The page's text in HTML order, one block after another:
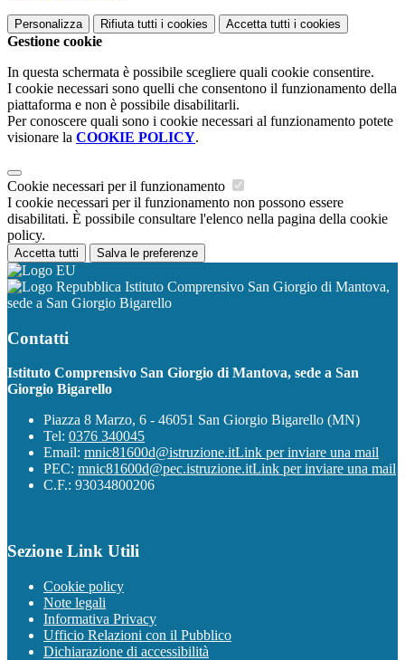
Personalizza Rifiuta tutti i cookies Accetta tutti i cookies
Gestione cookie
In questa schermata è possibile scegliere quali cookie consentire.
I cookie necessari sono quelli che consentono il funzionamento della
piattaforma e non è possibile disabilitarli.
Per conoscere quali sono i cookie necessari al funzionamento potete
visionare la COOKIE POLICY.
Cookie necessari per il funzionamento
I cookie necessari per il funzionamento non possono essere
disabilitati. È possibile consultare l'elenco nella pagina della cookie
policy.
Accetta tutti Salva le preferenze
Istituto Comprensivo San Giorgio di Mantova,
sede a San Giorgio Bigarello
Contatti
Istituto Comprensivo San Giorgio di Mantova, sede a San
Giorgio Bigarello
Piazza 8 Marzo, 6 - 46051 San Giorgio Bigarello (MN)
Tel: 0376 340045
Email: mnic81600d@istruzione.itLink per inviare una mail
PEC: mnic81600d@pec.istruzione.itLink per inviare una mail
C.F.: 93034800206
Sezione Link Utili
Cookie policy
Note legali
Informativa Privacy
Ufficio Relazioni con il Pubblico
Dichiarazione di accessibilità